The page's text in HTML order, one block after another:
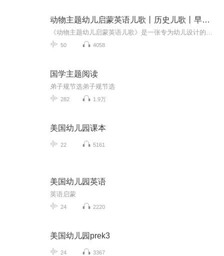
动物主题幼儿启蒙英语儿歌丨历史儿歌丨早教儿歌
50 4058
国学主题阅读
弟子规节选弟子规节选
282 1.9万
美国幼儿园课本
22 5161
美国幼儿园英语
英语启蒙
24 2220
美国幼儿园prek3
24 3367